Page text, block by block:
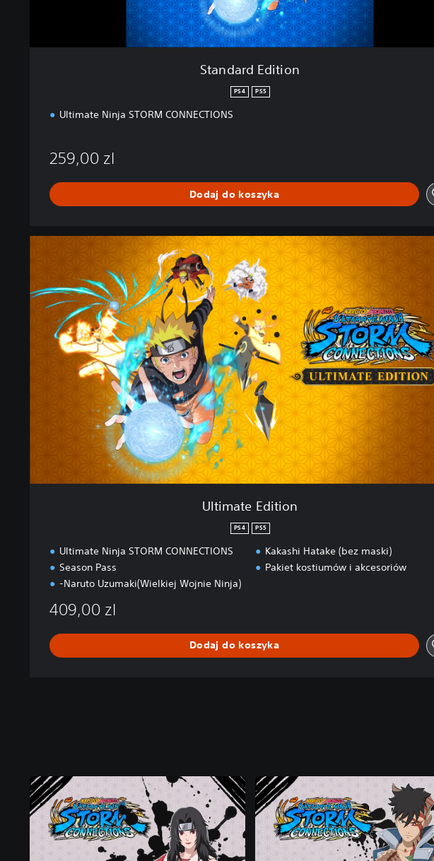
Standard Edition
PS4 PS5
Ultimate Ninja STORM CONNECTIONS
259,00 zl
Dodaj do koszyka
m
Ultimate Edition
PS4 PS5
Ultimate Ninja STORM CONNECTIONS
Season Pass
-Naruto Uzumaki(Wielkiej Wojnie Ninja)
Kakashi Hatake (bez maski)
Pakiet kostiumów i akcesoriów
409,00 zl
Dodaj do koszyka